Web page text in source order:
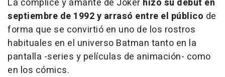
La cómplice y amante de Joker hizo su debut en
septiembre de 1992 y arrasó entre el público de
forma que se convirtió en uno de los rostros
habituales en el universo Batman tanto en la
pantalla -series y películas de animación- como
en los cómics.